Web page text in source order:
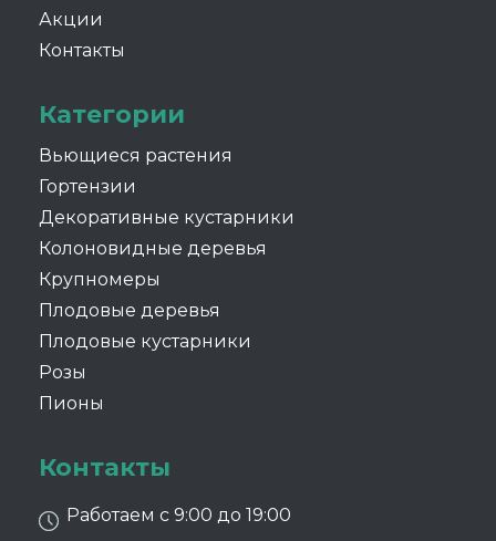
Акции
Контакты
Категории
Вьющиеся растения
Гортензии
Декоративные кустарники
Колоновидные деревья
Крупномеры
Плодовые деревья
Плодовые кустарники
Розы
Пионы
Контакты
Работаем с 9:00 до 19:00